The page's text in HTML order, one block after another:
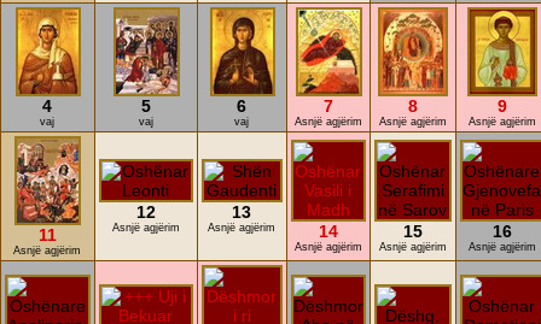
4
vaj
5
vaj
6
vaj
7
Asnjë agjërim
8
Asnjë agjërim
9
Asnjë agjërim
11
Asnjë agjërim
12
Asnjë agjërim
13
Asnjë agjërim 14
Asnjë agjërim
15
Asnjë agjërim
16
Asnjë agjërim